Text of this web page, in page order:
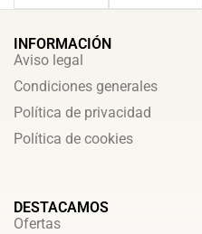
INFORMACIÓN
Aviso legal
Condiciones generales
Política de privacidad
Política de cookies
DESTACAMOS
Ofertas